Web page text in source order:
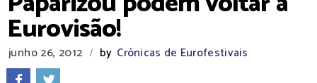
Eurovisão!
junho 26, 2012 / by Crónicas de Eurofestivais